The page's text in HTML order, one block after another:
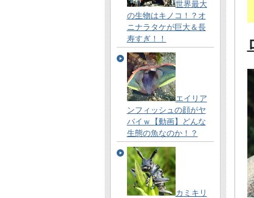
世界最大
の生物はキノコ！？オ
ニナラタケが巨大＆長
寿すぎ！！
エイリア
ンフィッシュの顔がヤ
バイｗ【動画】どんな
生態の魚なのか！？
カミキリ